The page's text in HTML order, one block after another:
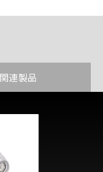
連製品